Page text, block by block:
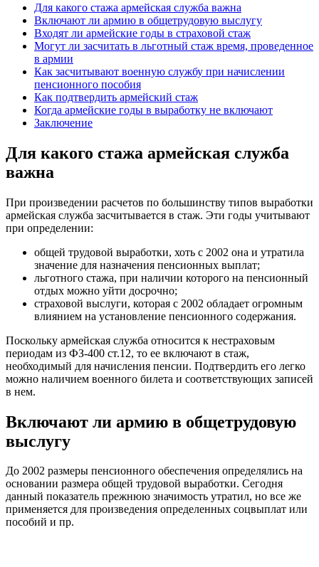
Для какого стажа армейская служба важна
Включают ли армию в общетрудовую выслугу
Входят ли армейские годы в страховой стаж
Могут ли засчитать в льготный стаж время, проведенное
в армии
Как засчитывают военную службу при начислении
пенсионного пособия
Как подтвердить армейский стаж
Когда армейские годы в выработку не включают
Заключение
Для какого стажа армейская служба
важна
При произведении расчетов по большинству типов выработки
армейская служба засчитывается в стаж. Эти годы учитывают
при определении:
общей трудовой выработки, хоть с 2002 она и утратила
значение для назначения пенсионных выплат;
льготного стажа, при наличии которого на пенсионный
отдых можно уйти досрочно;
страховой выслуги, которая с 2002 обладает огромным
влиянием на установление пенсионного содержания.
Поскольку армейская служба относится к нестраховым
периодам из ФЗ-400 ст.12, то ее включают в стаж,
необходимый для начисления пенсии. Подтвердить его легко
можно наличием военного билета и соответствующих записей
в нем.
Включают ли армию в общетрудовую
выслугу
До 2002 размеры пенсионного обеспечения определялись на
основании размера общей трудовой выработки. Сегодня
данный показатель прежнюю значимость утратил, но все же
применяется для произведения определенных соцвыплат или
пособий и пр.